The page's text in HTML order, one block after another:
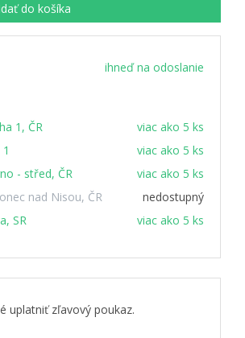
do košíka
ihneď na odoslanie
1, ČR
viac ako 5 ks
viac ako 5 ks
- střed, ČR
viac ako 5 ks
nad Nisou, ČR
nedostupný
SR
viac ako 5 ks
uplatniť zľavový poukaz.